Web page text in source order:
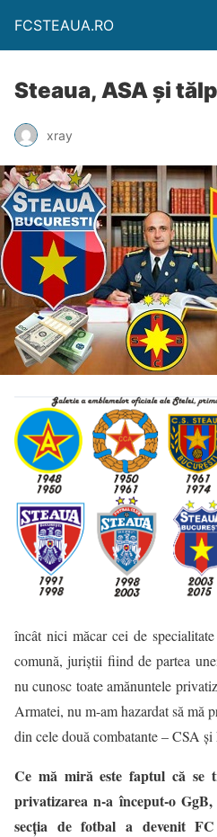
FCSTEAUA.RO
Steaua, ASA și
xray
încât nici măcar cei de
comună, juriștii fiind de partea
nu cunosc toate amănuntele
Armatei, nu m-am hazardat să mă
din cele două combatante – CSA și
Ce mă miră este faptul că se
privatizarea n-a început-o
secția de fotbal a devenit